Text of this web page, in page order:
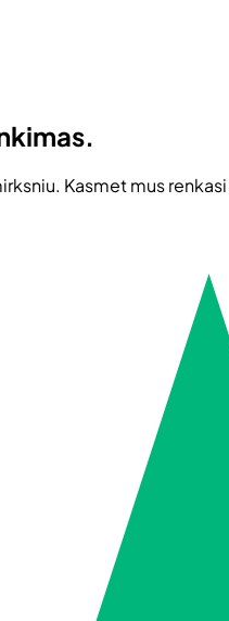
Kasmet mus